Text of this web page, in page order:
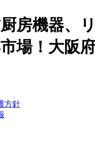
房機器、
場！大阪
方針